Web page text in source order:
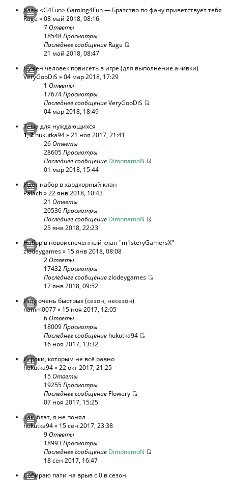
Клан <G4Fun> Gaming4Fun — Братство по фану приветствует тебя
Rage » 08 май 2018, 08:16
7Ответы
18548Просмотры
Последнее сообщение Rage
21 май 2018, 08:47
Нужен человек повисеть в игре (для выполнение ачивки)
VeryGooDiS » 04 мар 2018, 17:29
1 Ответы
17674Просмотры
Последнее сообщениеVeryGooDiS
04 мар 2018, 18:49
Тема для нуждающихся
1,2hukutka94» 21 ноя 2017, 21:41
26Ответы
28605Просмотры
Последнее сообщение DimonamoN
01 мар 2018, 15:44
Идёт набор в хардкорный клан
Palach» 22 янв 2018, 10:43
21 Ответы
20536Просмотры
Последнее сообщение DimonamoN
25 янв 2018, 22:23
Набор в новоиспеченный клан "m1steryGamersX"
zlodeygames» 15 янв 2018, 08:08
2Ответы
17432Просмотры
Последнее сообщениеzlodeygames
17 янв 2018, 09:52
Ищу очень быстрых (сезон, несезон)
namm0077» 15 ноя 2017, 12:05
6Ответы
18009Просмотры
Последнее сообщение hukutka94
16 ноя 2017, 13:32
Игроки, которым не всё равно
hukutka94» 22 окт 2017, 21:25
15Ответы
19255Просмотры
Последнее сообщение Flowery
07 ноя 2017, 15:25
Так, блэт, я не понял
hukutka94» 15 сен 2017, 23:38
9Ответы
18993Просмотры
Последнее сообщение DimonamoN
18 сен 2017, 16:47
Собираю пати на врыв с 0 в сезон